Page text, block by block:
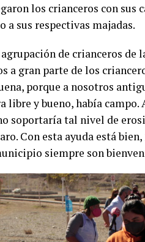
los crianceros con sus
sus respectivas majadas.
de crianceros de
a gran parte de los
porque a nosotros
libre y bueno, había campo.
soportaría tal nivel de
Con esta ayuda está
siempre son